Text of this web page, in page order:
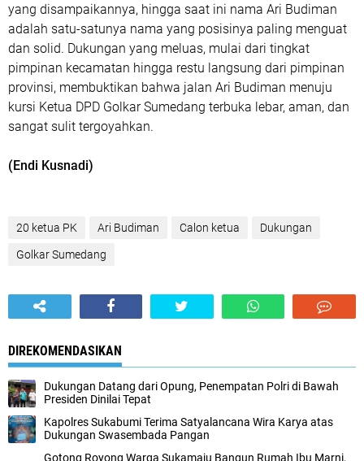
yang disampaikannya, hingga saat ini nama Ari Budiman
adalah satu-satunya nama yang posisinya paling menguat
dan solid. Dukungan yang meluas, mulai dari tingkat
pimpinan kecamatan hingga restu langsung dari pimpinan
provinsi, membuktikan bahwa jalan Ari Budiman menuju
kursi Ketua DPD Golkar Sumedang terbuka lebar, aman, dan
sangat sulit tergoyahkan.
(Endi Kusnadi)
20 ketua PK Ari Budiman Calon ketua Dukungan
Golkar Sumedang
DIREKOMENDASIKAN
Dukungan Datang dari Opung, Penempatan Polri di Bawah
Presiden Dinilai Tepat
Kapolres Sukabumi Terima Satyalancana Wira Karya atas
Dukungan Swasembada Pangan
Gotong Royong Warga Sukamaju Bangun Rumah Ibu Marni,